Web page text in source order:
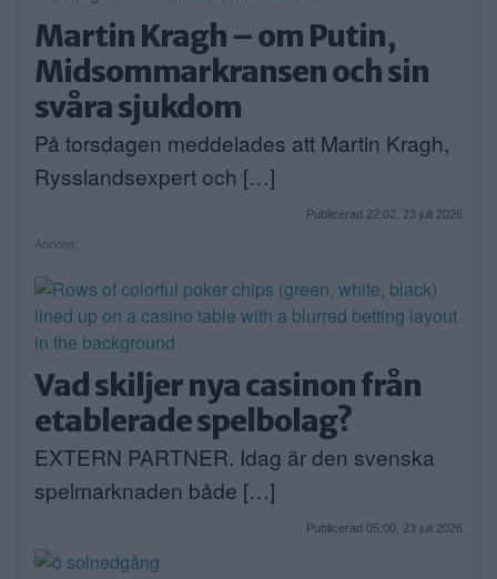
Martin Kragh – om Putin,
Midsommarkransen och sin
svåra sjukdom
På torsdagen meddelades att Martin Kragh,
Rysslandsexpert och […]
Publicerad 22:02, 23 juli 2026
Annons:
Vad skiljer nya casinon från
etablerade spelbolag?
EXTERN PARTNER. Idag är den svenska
spelmarknaden både […]
Publicerad 05:00, 23 juli 2026